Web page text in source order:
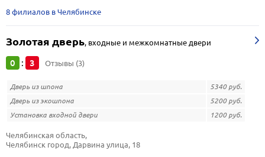
8 филиалов в Челябинске
Золотая дверь, входные и межкомнатные двери
0 : 3 Отзывы (3)
Дверь из шпона
5340 руб.
Дверь из экошпона
5200 руб.
Установка входной двери
1200 руб.
Челябинская область,
Челябинск город, Дарвина улица, 18